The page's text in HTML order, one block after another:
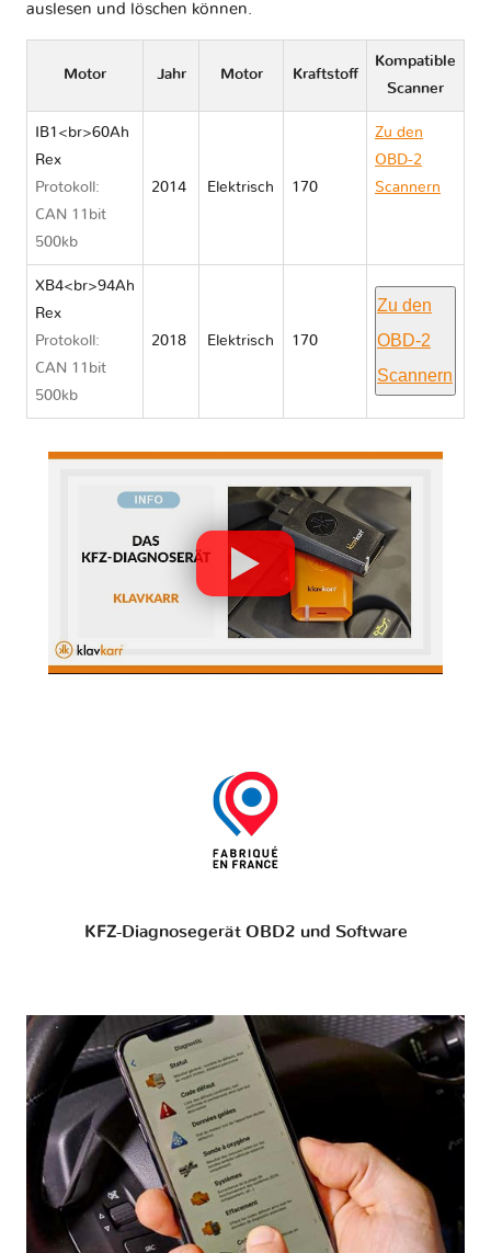
auslesen und löschen können.
Motor Jahr Motor Kraftstoff
Kompatible
Scanner
IB1<br>60Ah
Rex
Protokoll:
CAN 11bit
500kb
2014 Elektrisch 170
Zu den
OBD-2
Scannern
XB4<br>94Ah
Rex
Protokoll:
CAN 11bit
500kb
2018 Elektrisch 170
Zu den
OBD-2
Scannern
KFZ-Diagnosegerät OBD2 und Software